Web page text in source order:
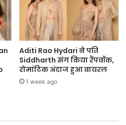
Aditi Rao Hydari ने पति
Siddharth संग किया रैंपवॉक,
रोमांटिक अंदाज हुआ वायरल
1 week ago